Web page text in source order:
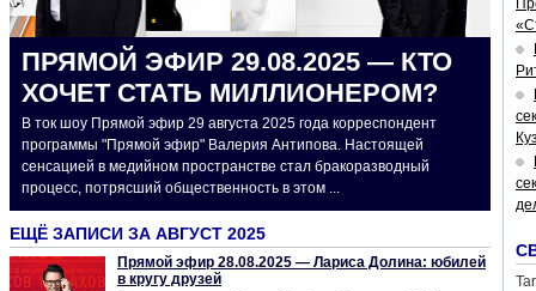
ПРЯМОЙ ЭФИР 29.08.2025 — КТО
ХОЧЕТ СТАТЬ МИЛЛИОНЕРОМ?
В ток шоу Прямой эфир 29 августа 2025 года корреспондент
программы "Прямой эфир" Валерия Антипова. Настоящей
сенсацией в медийном пространстве стал бракоразводный
процесс, потрясший общественность в этом ...
ЕЩЁ ЗАПИСИ ЗА АВГУСТ 2025
Прямой эфир 28.08.2025 — Лариса Долина: юбилей
в кругу друзей